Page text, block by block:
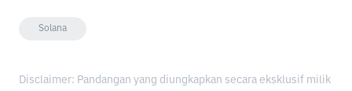
Solana
Disclaimer: Pandangan yang diungkapkan secara eksklusif milik